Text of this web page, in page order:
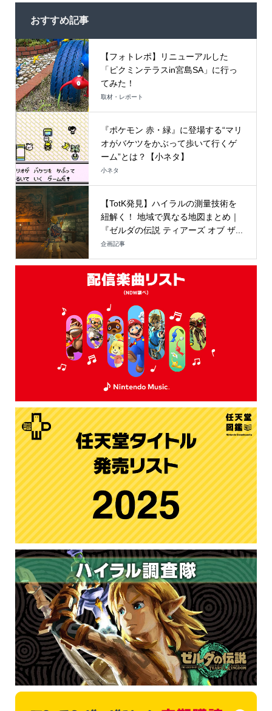
おすすめ記事
【フォトレポ】リニューアルした
「ピクミンテラスin宮島SA」に行っ
てみた！
取材・レポート
『ポケモン 赤・緑』に登場する“マリ
オがバケツをかぶって歩いて行くゲ
ーム”とは？【小ネタ】
小ネタ
【TotK発見】ハイラルの測量技術を
紐解く！ 地域で異なる地図まとめ｜
『ゼルダの伝説 ティアーズ オブ ザ...
企画記事